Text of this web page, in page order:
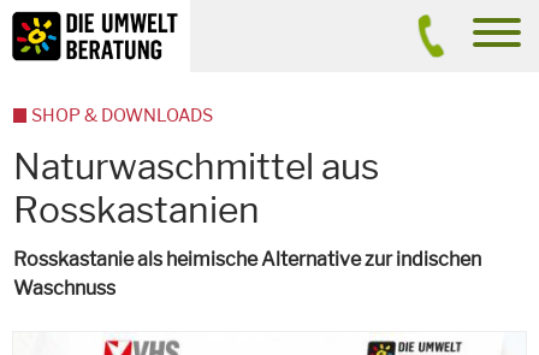
Inhalt
Suche
Naturwaschmittel aus
Rosskastanien
Rosskastanie als heimische Alternative zur indischen
Waschnuss
SHOP & DOWNLOADS